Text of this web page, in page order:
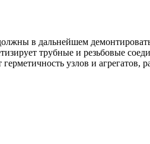
в дальнейшем
трубные и резьбовые
узлов и агрегатов,